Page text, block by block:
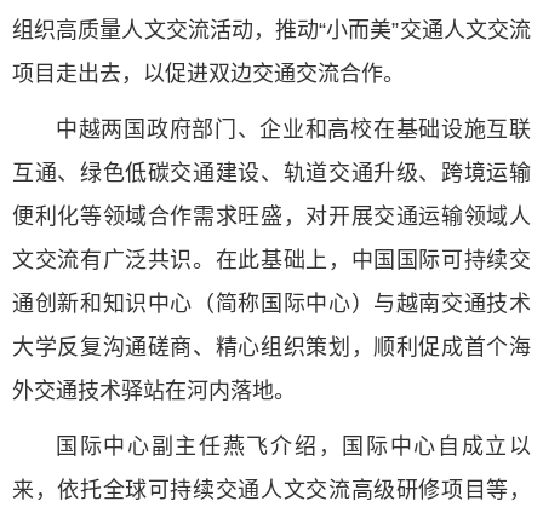
组织高质量人文交流活动，推动“小而美”交通人文交流
项目走出去，以促进双边交通交流合作。
中越两国政府部门、企业和高校在基础设施互联
互通、绿色低碳交通建设、轨道交通升级、跨境运输
便利化等领域合作需求旺盛，对开展交通运输领域人
文交流有广泛共识。在此基础上，中国国际可持续交
通创新和知识中心（简称国际中心）与越南交通技术
大学反复沟通磋商、精心组织策划，顺利促成首个海
外交通技术驿站在河内落地。
国际中心副主任燕飞介绍，国际中心自成立以
来，依托全球可持续交通人文交流高级研修项目等，